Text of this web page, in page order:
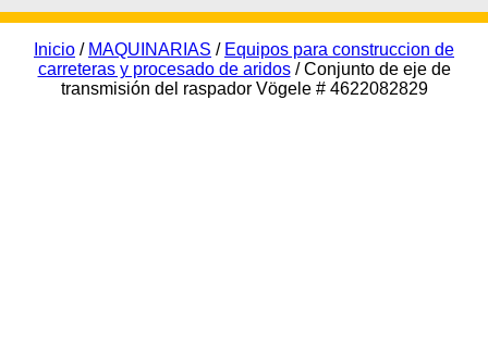
Inicio / MAQUINARIAS / Equipos para construccion de
carreteras y procesado de aridos/ Conjunto de eje de
transmisión del raspador Vögele # 4622082829